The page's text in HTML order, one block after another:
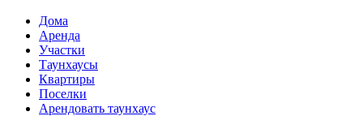
Дома
Аренда
Участки
Таунхаусы
Квартиры
Поселки
Арендовать таунхаус